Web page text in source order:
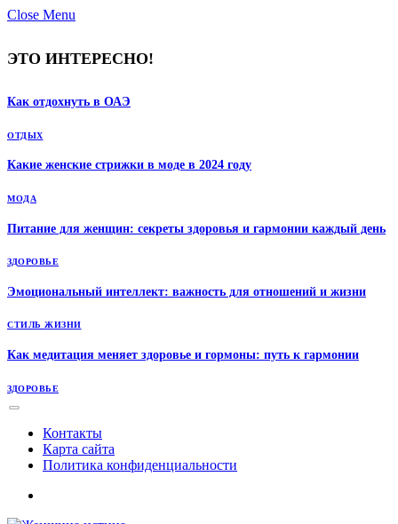
Close Menu
ЭТО ИНТЕРЕСНО!
Как отдохнуть в ОАЭ
ОТДЫХ
Какие женские стрижки в моде в 2024 году
МОДА
Питание для женщин: секреты здоровья и гармонии каждый день
ЗДОРОВЬЕ
Эмоциональный интеллект: важность для отношений и жизни
СТИЛЬ ЖИЗНИ
Как медитация меняет здоровье и гормоны: путь к гармонии
ЗДОРОВЬЕ
Контакты
Карта сайта
Политика конфиденциальности